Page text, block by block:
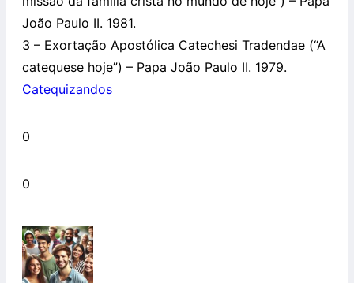
João Paulo II. 1981.
3 – Exortação Apostólica Catechesi Tradendae (“A
catequese hoje”) – Papa João Paulo II. 1979.
Catequizandos
0
0